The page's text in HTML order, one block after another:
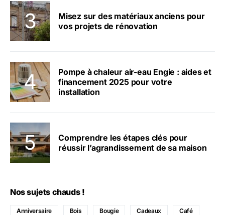
Misez sur des matériaux anciens pour
vos projets de rénovation
Pompe à chaleur air-eau Engie : aides et
financement 2025 pour votre
installation
Comprendre les étapes clés pour
réussir l’agrandissement de sa maison
Nos sujets chauds !
Anniversaire Bois Bougie Cadeaux Café